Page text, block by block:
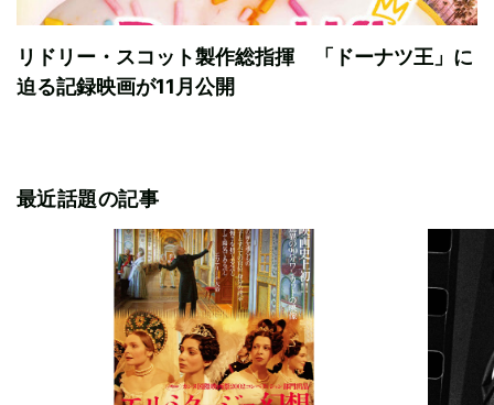
リドリー・スコット製作総指揮 「ドーナツ王」に
迫る記録映画が11月公開
最近話題の記事